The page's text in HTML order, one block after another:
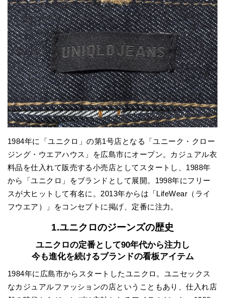
1984年に「ユニクロ」の第1号店となる「ユニーク・クロー
ジング・ウエアハウス」を広島市にオープン。カジュアル衣
料品を仕入れて販売する小売店としてスタートし、1988年
から「ユニクロ」をブランドとして展開。1998年にフリー
スが大ヒットして有名に。2013年からは「LifeWear（ライ
フウエア）」をコンセプトに掲げ、定番に注力。
1.ユニクロのジーンズの歴史
ユニクロの定番として90年代から注力し
今も進化を続けるブランドの看板アイテム
1984年に広島市からスタートしたユニクロ。ユニセックス
なカジュアルファッションの店ということもあり、仕入れ店